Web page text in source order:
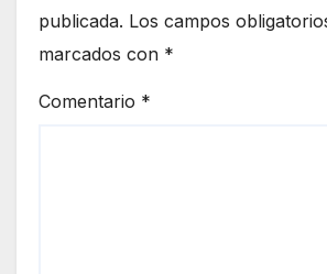
publicada. Los campos
marcados con *
Comentario *